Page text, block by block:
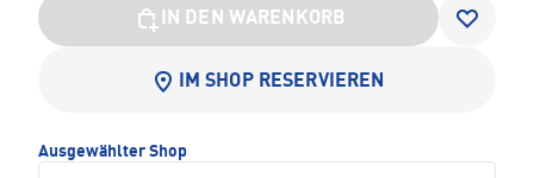
IN DEN WARENKORB
IM SHOP RESERVIEREN
Ausgewählter Shop